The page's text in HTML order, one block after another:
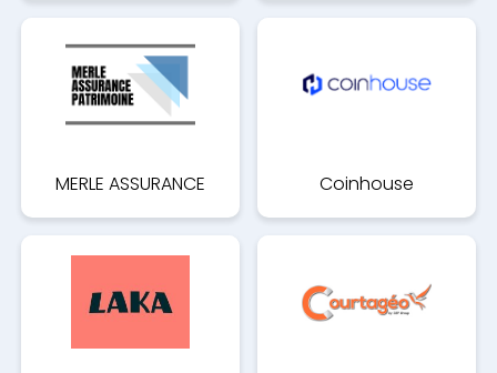
MERLE ASSURANCE
PATRIMOINE
Coinhouse